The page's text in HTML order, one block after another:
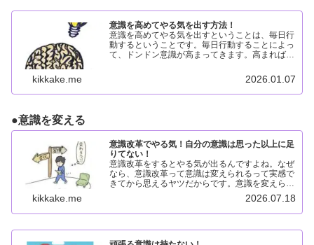
意識を高めてやる気を出す方法！
意識を高めてやる気を出すということは、毎日行
動するということです。毎日行動することによっ
て、ドンドン意識が高まってきます。高まれば高
高めてやる気を出す方法意識を高めてやる気を出
kikkake.me 2026.01.07
●意識を変える
意識改革でやる気！自分の意識は思った以上に足
りてない！
意識改革をするとやる気が出るんですよね。なぜ
なら、意識改革って意識は変えられるって実感で
きてから思えるヤツだからです。意識を変えられ
るって思えるようになるには、相当継続してきた
はずだから、当たる前のようにやる気は出せる人
になっていると思いま...
kikkake.me 2026.07.18